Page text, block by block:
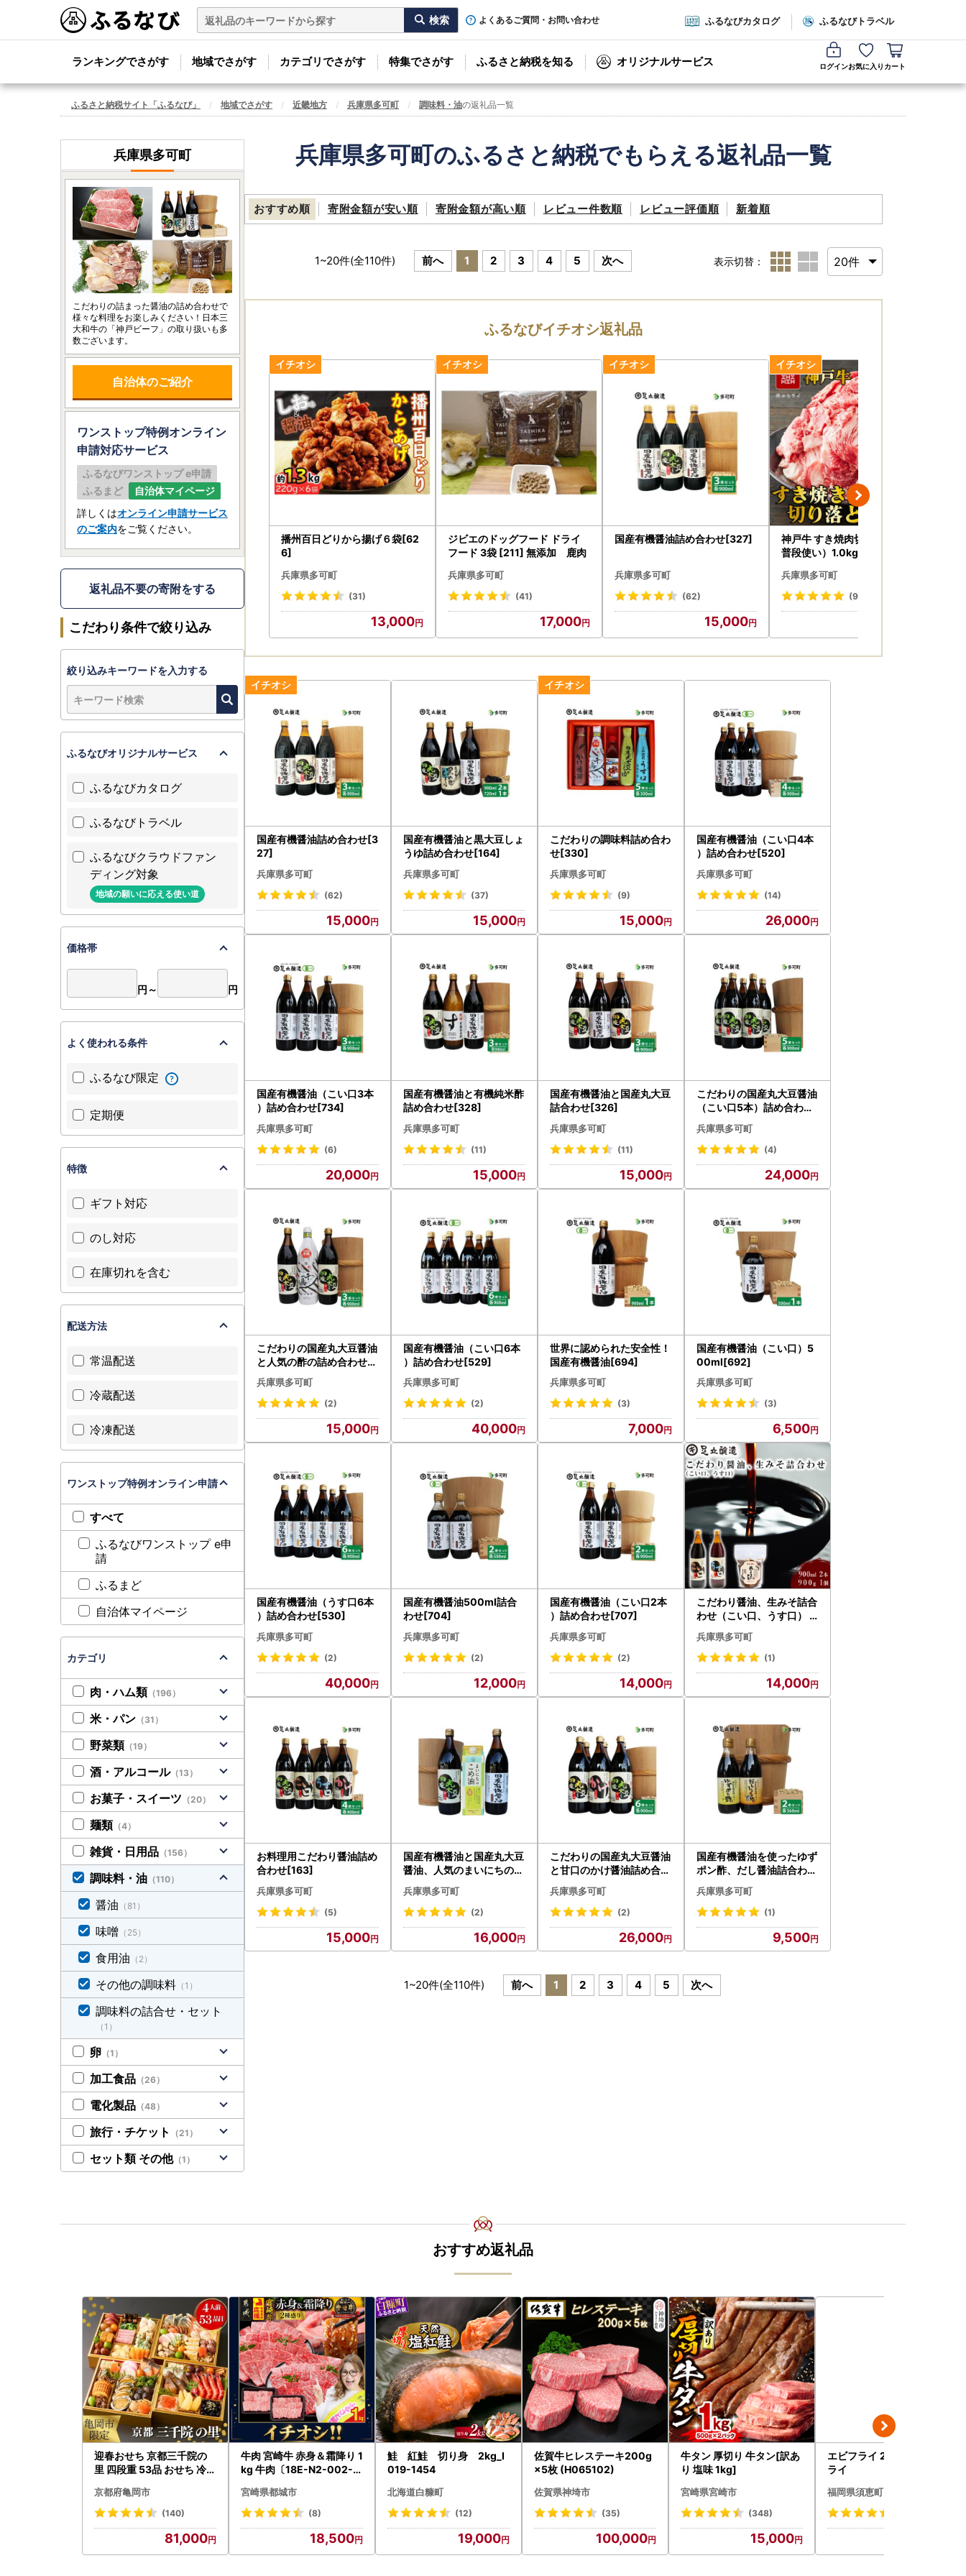
よくあるご質問・お問い合わせ ふるなびカタログ ふるなびトラベル
ランキングでさがす 地域でさがす カテゴリでさがす 特集でさがす ふるさと納税を知る オリジナルサービス ログインお気に入り カート
ふるさと納税サイト「ふるなび」 地域でさがす 近畿地方 兵庫県多可町 調味料・油の返礼品一覧
兵庫県多可町のふるさと納税でもらえる返礼品一覧
おすすめ順 寄附金額が安い順 寄附金額が高い順 レビュー件数順 レビュー評価順 新着順
1~20件(全110件) 前へ 1 2 3 4 5 次へ 表示切替：
ふるなびイチオシ返礼品
播州百日どりから揚げ６袋[62
6]
兵庫県多可町
(31)
13,000
ジビエのドッグフード ドライ
フード 3袋 [211] 無添加 鹿肉
兵庫県多可町
(41)
17,000
国産有機醤油詰め合わせ[327]
兵庫県多可町
(62)
15,000
神戸牛 すき焼肉切り落とし（
普段使い）1.0kg 神戸牛スライ
兵庫県多可町
(9)
国産有機醤油詰め合わせ[3
27]
兵庫県多可町
(62)
15,000
国産有機醤油と黒大豆しょ
うゆ詰め合わせ[164]
兵庫県多可町
(37)
15,000
こだわりの調味料詰め合わ
せ[330]
兵庫県多可町
(9)
15,000
国産有機醤油（こい口4本
）詰め合わせ[520]
兵庫県多可町
(14)
26,000
国産有機醤油（こい口3本
）詰め合わせ[734]
兵庫県多可町
(6)
20,000
国産有機醤油と有機純米酢
詰め合わせ[328]
兵庫県多可町
(11)
15,000
国産有機醤油と国産丸大豆
詰合わせ[326]
兵庫県多可町
(11)
15,000
こだわりの国産丸大豆醤油
（こい口5本）詰め合わせ[
517]
兵庫県多可町
(4)
24,000
こだわりの国産丸大豆醤油
と人気の酢の詰め合わせ[3
29]
兵庫県多可町
(2)
15,000
国産有機醤油（こい口6本
）詰め合わせ[529]
兵庫県多可町
(2)
40,000
世界に認められた安全性！
国産有機醤油[694]
兵庫県多可町
(3)
7,000
国産有機醤油（こい口）5
00ml[692]
兵庫県多可町
(3)
6,500
国産有機醤油（うす口6本
）詰め合わせ[530]
兵庫県多可町
(2)
40,000
国産有機醤油500ml詰合
わせ[704]
兵庫県多可町
(2)
12,000
国産有機醤油（こい口2本
）詰め合わせ[707]
兵庫県多可町
(2)
14,000
こだわり醤油、生みそ詰合
わせ（こい口、うす口） [7
44]
兵庫県多可町
(1)
14,000
お料理用こだわり醤油詰め
合わせ[163]
兵庫県多可町
(5)
15,000
国産有機醤油と国産丸大豆
醤油、人気のまいにちのこ
め油詰合わせ[856]
兵庫県多可町
(2)
16,000
こだわりの国産丸大豆醤油
と甘口のかけ醤油詰め合わ
せ[515]
兵庫県多可町
(2)
26,000
国産有機醤油を使ったゆず
ポン酢、だし醤油詰合わせ
[701]
兵庫県多可町
(1)
9,500
1~20件(全110件) 前へ 1 2 3 4 5 次へ
兵庫県多可町
こだわりの詰まった醤油の詰め合わせで
様々な料理をお楽しみください！日本三
大和牛の「神戸ビーフ」の取り扱いも多
数ございます。
自治体のご紹介
ワンストップ特例オンライン
申請対応サービス
ふるなびワンストップ e申請
ふるまど
自治体マイページ
詳しくはオンライン申請サービス
のご案内をご覧ください。
返礼品不要の寄附をする
こだわり条件で絞り込み
絞り込みキーワードを入力する
ふるなびオリジナルサービス
ふるなびカタログ
ふるなびトラベル
ふるなびクラウドファン
ディング対象
地域の願いに応える使い道
価格帯
円～ 円
よく使われる条件
ふるなび限定
定期便
特徴
ギフト対応
のし対応
在庫切れを含む
配送方法
常温配送
冷蔵配送
冷凍配送
ワンストップ特例オンライン申請
すべて
ふるなびワンストップ e申
請
ふるまど
自治体マイページ
カテゴリ
肉・ハム類 （196）
米・パン （31）
野菜類 （19）
酒・アルコール（13）
お菓子・スイーツ （20）
麺類 （4）
雑貨・日用品 （156）
調味料・油 （110）
醤油 （81）
味噌 （25）
食用油 （2）
その他の調味料 （1）
調味料の詰合せ・セット
（1）
卵 （1）
加工食品 （26）
電化製品 （48）
旅行・チケット （21）
セット類 その他（1）
おすすめ返礼品
迎春おせち 京都三千院の
里 四段重 53品 おせち 冷蔵
京都府亀岡市
(140)
81,000
牛肉 宮崎牛 赤身＆霜降り 1
kg 牛肉〔18E-N2-002-1
宮崎県都城市
(8)
18,500
鮭 紅鮭 切り身 2kg_I
019-1454
北海道白糠町
(12)
19,000
佐賀牛ヒレステーキ200g
×5枚 (H065102)
佐賀県神埼市
(35)
100,000
牛タン 厚切り 牛タン[訳あ
り 塩味 1kg]
宮崎県宮崎市
(348)
15,000
エビフライ 25尾 | エビフ
ライ
福岡県須恵町